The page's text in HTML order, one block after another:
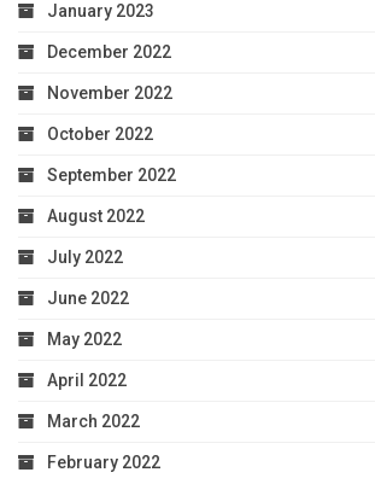
January 2023
December 2022
November 2022
October 2022
September 2022
August 2022
July 2022
June 2022
May 2022
April 2022
March 2022
February 2022